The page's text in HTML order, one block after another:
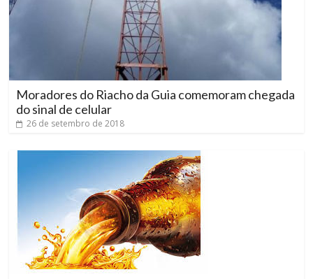
Moradores do Riacho da Guia comemoram chegada
do sinal de celular
26 de setembro de 2018